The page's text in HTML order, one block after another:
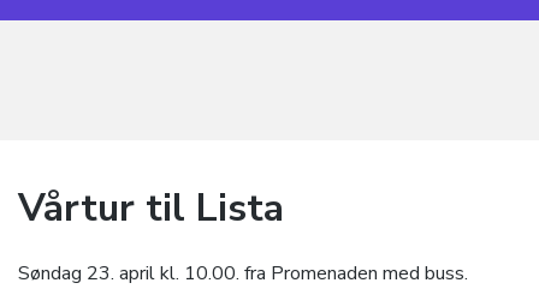
Vårtur til Lista
Søndag 23. april kl. 10.00. fra Promenaden med buss.